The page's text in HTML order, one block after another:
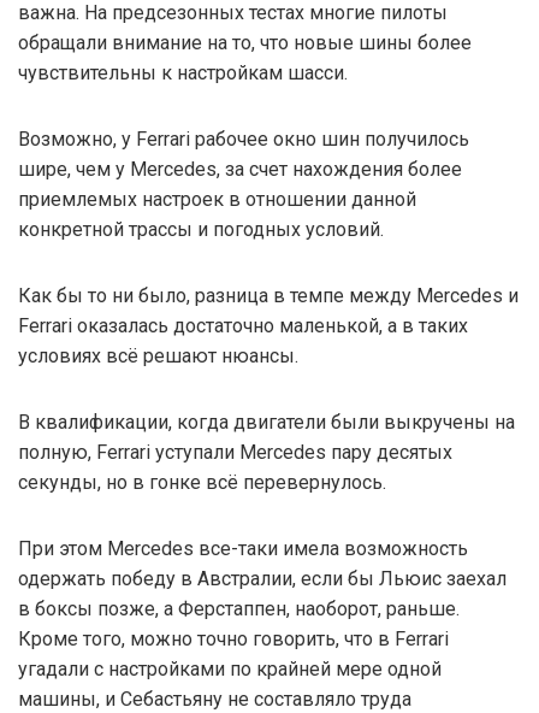
важна. На предсезонных тестах многие пилоты
обращали внимание на то, что новые шины более
чувствительны к настройкам шасси.
Возможно, у Ferrari рабочее окно шин получилось
шире, чем у Mercedes, за счет нахождения более
приемлемых настроек в отношении данной
конкретной трассы и погодных условий.
Как бы то ни было, разница в темпе между Mercedes и
Ferrari оказалась достаточно маленькой, а в таких
условиях всё решают нюансы.
В квалификации, когда двигатели были выкручены на
полную, Ferrari уступали Mercedes пару десятых
секунды, но в гонке всё перевернулось.
При этом Mercedes все-таки имела возможность
одержать победу в Австралии, если бы Льюис заехал
в боксы позже, а Ферстаппен, наоборот, раньше.
Кроме того, можно точно говорить, что в Ferrari
угадали с настройками по крайней мере одной
машины, и Себастьяну не составляло труда